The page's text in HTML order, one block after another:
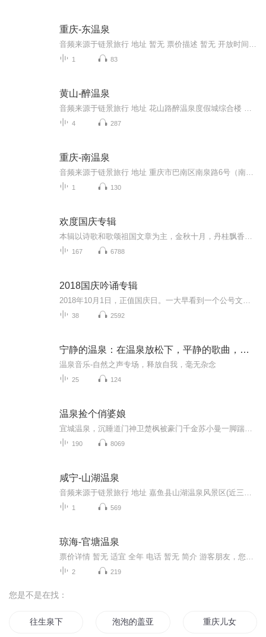
重庆-东温泉
1 83
黄山-醉温泉
4 287
重庆-南温泉
1 130
欢度国庆专辑
167 6788
2018国庆吟诵专辑
38 2592
宁静的温泉：在温泉放松下，平静的歌曲，大自然的器乐，温泉的治疗
温泉音乐-自然之声专场，释放自我，毫无杂念
25 124
温泉捡个俏婆娘
190 8069
咸宁-山湖温泉
1 569
琼海-官塘温泉
2 219
您是不是在找：
往生泉下 泡泡的盖亚世界 重庆儿女